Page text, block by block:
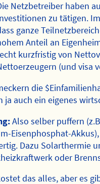
Netzbetreiber haben
zu tätigen.
ganze
Anteil an
kurzfristig von
(und visa
die
ja auch ein eigenes
Also selber puffern
Eisenphosphat-
Dazu Solarthermie
oder
das alles, aber es